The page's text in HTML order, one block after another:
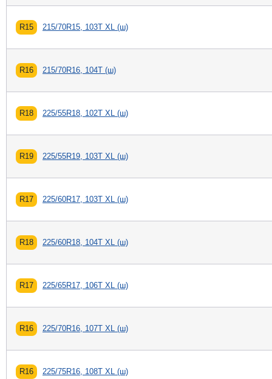
R15 215/70R15, 103T XL (ш)
R16 215/70R16, 104T (ш)
R18 225/55R18, 102T XL (ш)
R19 225/55R19, 103T XL (ш)
R17 225/60R17, 103T XL (ш)
R18 225/60R18, 104T XL (ш)
R17 225/65R17, 106T XL (ш)
R16 225/70R16, 107T XL (ш)
R16 225/75R16, 108T XL (ш)